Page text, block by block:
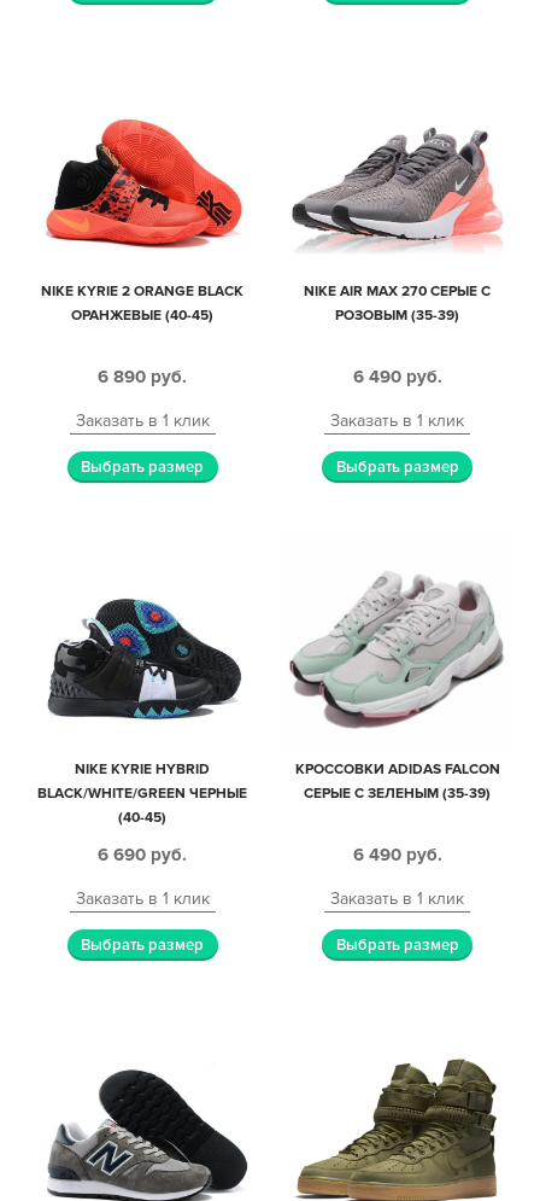
NIKE KYRIE 2 ORANGE BLACK
ОРАНЖЕВЫЕ (40-45)
6 890 руб.
Заказать в 1 клик
Выбрать размер
NIKE AIR MAX 270 СЕРЫЕ С
РОЗОВЫМ (35-39)
6 490 руб.
Заказать в 1 клик
Выбрать размер
NIKE KYRIE HYBRID
BLACK/WHITE/GREEN ЧЕРНЫЕ
(40-45)
6 690 руб.
Заказать в 1 клик
Выбрать размер
КРОССОВКИ ADIDAS FALCON
СЕРЫЕ С ЗЕЛЕНЫМ (35-39)
6 490 руб.
Заказать в 1 клик
Выбрать размер